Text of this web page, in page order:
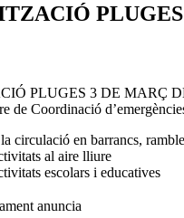
PLUGES
PLUGES 3 DE MARÇ
de Coordinació
circulació en barrancs,
al aire lliure
escolars i educatives
anuncia